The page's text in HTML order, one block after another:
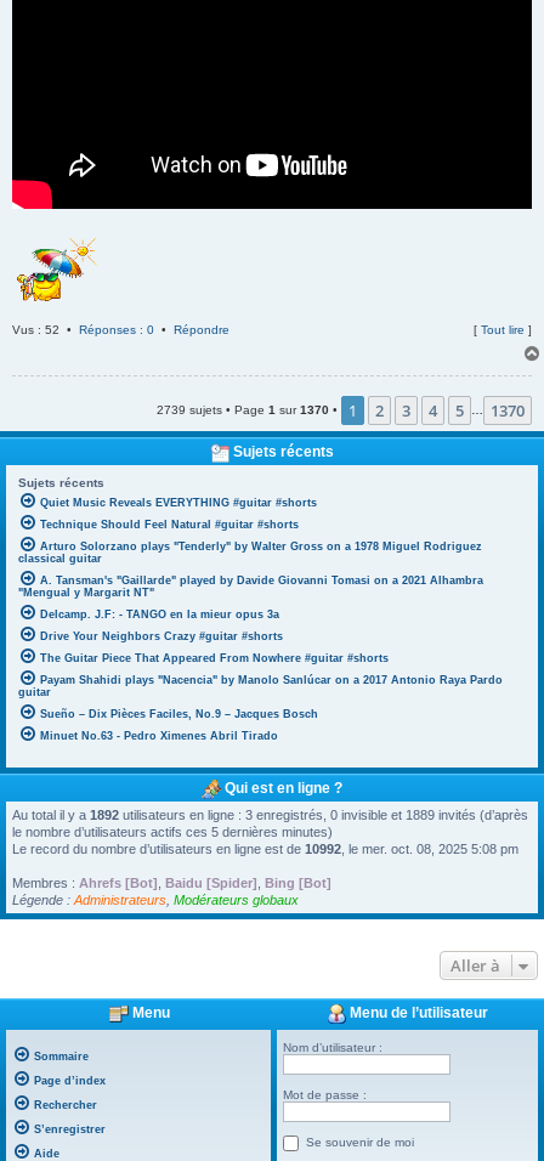
Vus : 52 • Réponses : 0 • Répondre [ Tout lire ]
2739 sujets • Page 1 sur1370 • 1 2 3 4 5 1370
Sujets récents
Sujets récents
Quiet Music Reveals EVERYTHING #guitar #shorts
Technique Should Feel Natural #guitar #shorts
Arturo Solorzano plays "Tenderly" by Walter Gross on a 1978 Miguel Rodriguez
classical guitar
A. Tansman's "Gaillarde" played by Davide Giovanni Tomasi on a 2021 Alhambra
"Mengual y Margarit NT"
Delcamp. J.F: - TANGO en la mieur opus 3a
Drive Your Neighbors Crazy #guitar #shorts
The Guitar Piece That Appeared From Nowhere #guitar #shorts
Payam Shahidi plays "Nacencia" by Manolo Sanlúcar on a 2017 Antonio Raya Pardo
guitar
Sueño – Dix Pièces Faciles, No.9 – Jacques Bosch
Minuet No.63 - Pedro Ximenes Abril Tirado
Qui est en ligne ?
Au total il y a 1892 utilisateurs en ligne : 3 enregistrés, 0 invisible et 1889 invités (d’après
le nombre d’utilisateurs actifs ces 5 dernières minutes)
Le record du nombre d’utilisateurs en ligne est de 10992 , le mer. oct. 08, 2025 5:08 pm
Membres : Ahrefs [Bot] Baidu [Spider] Bing [Bot]
Légende : Administrateurs Modérateurs globaux
Aller à
Menu
Sommaire
Page d’index
Rechercher
S’enregistrer
Aide
Menu de l’utilisateur
Nom d’utilisateur :
Mot de passe :
Se souvenir de moi